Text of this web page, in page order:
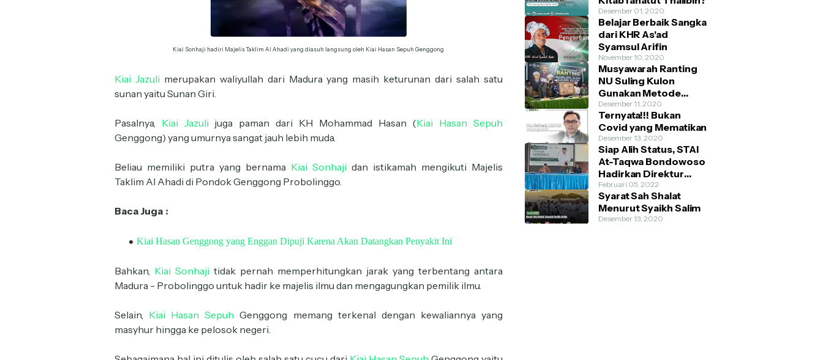
Kiai Sonhaji hadiri Majelis Taklim Al Ahadi yang diasuh langsung oleh Kiai Hasan Sepuh Genggong
Kiai Jazuli merupakan waliyullah dari Madura yang masih keturunan dari salah satu
sunan yaitu Sunan Giri.
Pasalnya, Kiai Jazuli juga paman dari KH Mohammad Hasan (Kiai Hasan Sepuh
Genggong) yang umurnya sangat jauh lebih muda.
Beliau memiliki putra yang bernama Kiai Sonhaji dan istikamah mengikuti Majelis
Taklim Al Ahadi di Pondok Genggong Probolinggo.
Baca Juga :
Kiai Hasan Genggong yang Enggan Dipuji Karena Akan Datangkan Penyakit Ini
Bahkan, Kiai Sonhaji tidak pernah memperhitungkan jarak yang terbentang antara
Madura - Probolinggo untuk hadir ke majelis ilmu dan mengagungkan pemilik ilmu.
Selain, Kiai Hasan Sepuh Genggong memang terkenal dengan kewaliannya yang
masyhur hingga ke pelosok negeri.
Desember 01, 2020
Belajar Berbaik Sangka
dari KHR As'ad
Syamsul Arifin
November 10, 2020
Musyawarah Ranting
NU Suling Kulon
Gunakan Metode
AHWA dan Demokratis
Desember 11, 2020
Ternyata!!! Bukan
Covid yang Mematikan
Desember 13, 2020
Siap Alih Status, STAI
At-Taqwa Bondowoso
Hadirkan Direktur
Pendidikan Tinggi
Kemenag RI
Februari 05, 2022
Syarat Sah Shalat
Menurut Syaikh Salim
Desember 13, 2020